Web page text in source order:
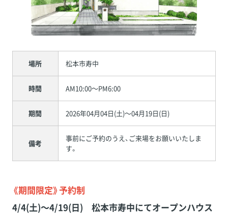
場所 松本市寿中
時間 AM10:00～PM6:00
期間 2026年04月04日(土)～04月19日(日)
備考
事前にご予約のうえ、ご来場をお願いいたしま
す。
《期間限定》予約制
4/4(土)～4/19(日) 松本市寿中にてオープンハウス